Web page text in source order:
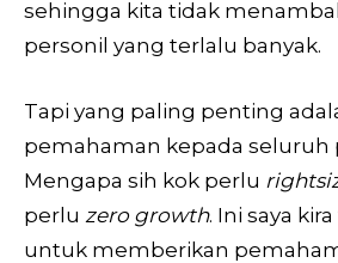
sehingga kita tidak
personil yang terlalu banyak.
Tapi yang paling penting
pemahaman kepada seluruh
Mengapa sih kok perlu
perlu zero growth. Ini saya
untuk memberikan